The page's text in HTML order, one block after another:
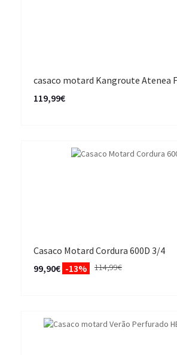
casaco motard Kangroute Atenea
119,99€
Casaco Motard Cordura 600D 3/4
99,90€ -13% 114,99€